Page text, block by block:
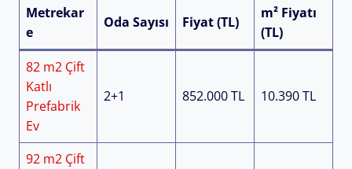
Metrekar
e
Oda Sayısı Fiyat (TL)
m² Fiyatı
(TL)
82 m2 Çift
Katlı
Prefabrik
Ev
2+1 852.000 TL 10.390 TL
92 m2 Çift